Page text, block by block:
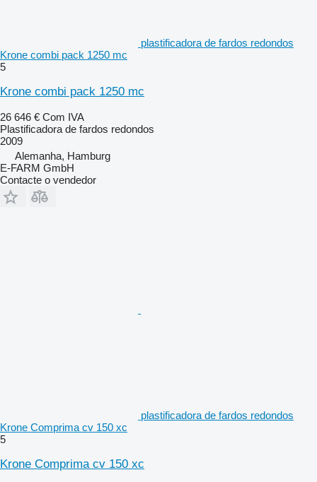
plastificadora de fardos redondos
Krone combi pack 1250 mc
5
Krone combi pack 1250 mc
26 646 € Com IVA
Plastificadora de fardos redondos
2009
Alemanha, Hamburg
E-FARM GmbH
Contacte o vendedor
plastificadora de fardos redondos
Krone Comprima cv 150 xc
5
Krone Comprima cv 150 xc